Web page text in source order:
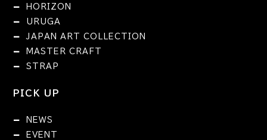
HORIZON
URUGA
JAPAN ART COLLECTION
MASTER CRAFT
STRAP
PICK UP
NEWS
EVENT